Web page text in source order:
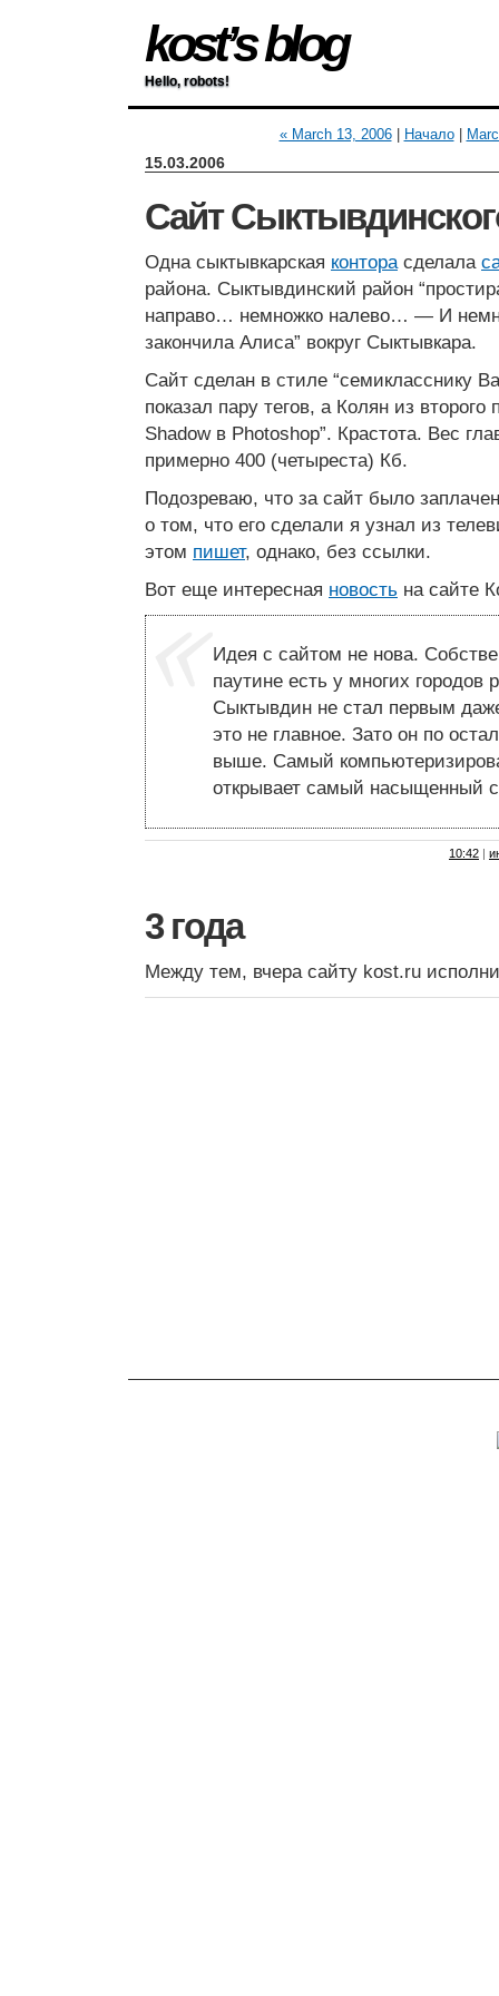
kost’s blog
Hello, robots!
« March 13, 2006| Начало|
15.03.2006
Сайт
Одна сыктывкарская конторасделала
района. Сыктывдинский район
направо… немножко налево… — И
закончила Алиса” вокруг Сыктывкара.
Сайт сделан в стиле “семикласснику
показал пару тегов, а Колян из
Shadow в Photoshop”. Крастота. Вес
примерно 400 (четыреста) Кб.
Подозреваю, что за сайт было
о том, что его сделали я узнал из
этом пишет, однако, без ссылки.
Вот еще интересная новость на сайте
Идея с сайтом не нова.
паутине есть у многих городов
Сыктывдин не стал первым
это не главное. Зато он по
выше. Самый
открывает самый насыщенный
10:42 |
3 года
Между тем, вчера сайту kost.ru